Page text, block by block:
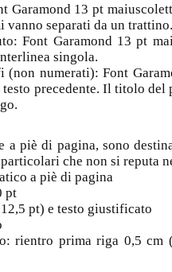
Garamond 13 pt
vanno separati da un trattino.
Font Garamond 13 pt
singola.
(non numerati): Font
testo precedente. Il titolo
a piè di pagina, sono
che non si reputa
a piè di pagina
pt
pt) e testo giustificato
rientro prima riga 0,5 cm